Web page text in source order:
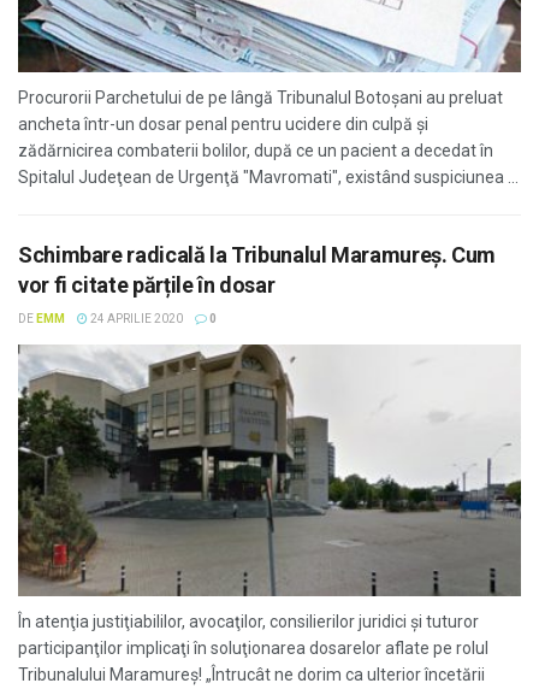
Procurorii Parchetului de pe lângă Tribunalul Botoşani au preluat
ancheta într-un dosar penal pentru ucidere din culpă şi
zădărnicirea combaterii bolilor, după ce un pacient a decedat în
Spitalul Judeţean de Urgenţă "Mavromati", existând suspiciunea ...
Schimbare radicală la Tribunalul Maramureș. Cum
vor fi citate părțile în dosar
DE EMM 24 APRILIE 2020 0
În atenţia justiţiabililor, avocaţilor, consilierilor juridici şi tuturor
participanţilor implicaţi în soluţionarea dosarelor aflate pe rolul
Tribunalului Maramureş! „Întrucât ne dorim ca ulterior încetării